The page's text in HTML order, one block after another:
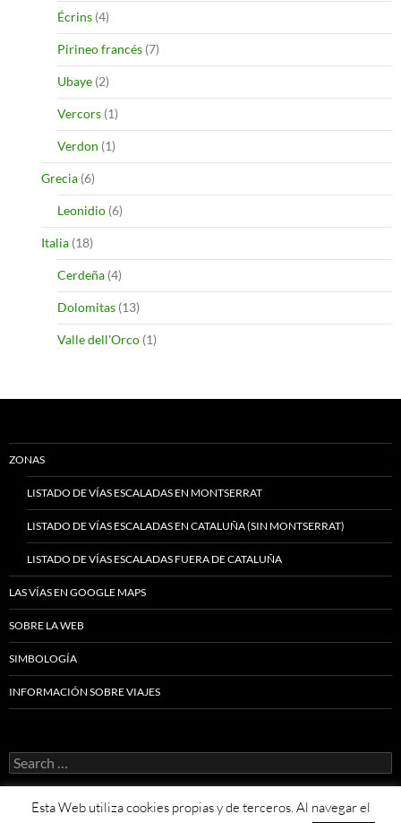
Écrins (4)
Pirineo francés (7)
Ubaye (2)
Vercors (1)
Verdon (1)
Grecia (6)
Leonidio (6)
Italia (18)
Cerdeña (4)
Dolomitas (13)
Valle dell'Orco (1)
ZONAS
LISTADO DE VÍAS ESCALADAS EN MONTSERRAT
LISTADO DE VÍAS ESCALADAS EN CATALUÑA (SIN MONTSERRAT)
LISTADO DE VÍAS ESCALADAS FUERA DE CATALUÑA
LAS VÍAS EN GOOGLE MAPS
SOBRE LA WEB
SIMBOLOGÍA
INFORMACIÓN SOBRE VIAJES
Search
for:
Esta Web utiliza cookies propias y de terceros. Al navegar el